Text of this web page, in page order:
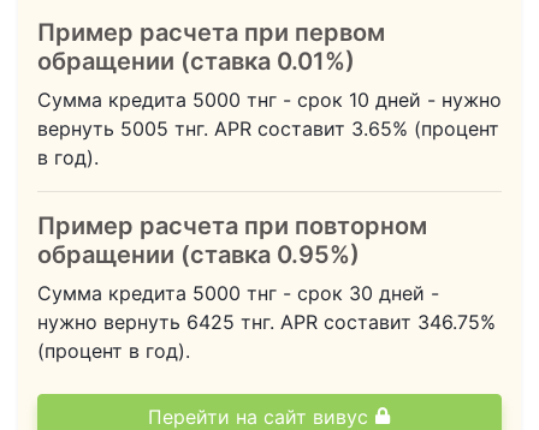
Пример расчета при первом
обращении (ставка 0.01%)
Сумма кредита 5000 тнг - срок 10 дней - нужно
вернуть 5005 тнг. APR составит 3.65% (процент
в год).
Пример расчета при повторном
обращении (ставка 0.95%)
Сумма кредита 5000 тнг - срок 30 дней -
нужно вернуть 6425 тнг. APR составит 346.75%
(процент в год).
Перейти на сайт вивус